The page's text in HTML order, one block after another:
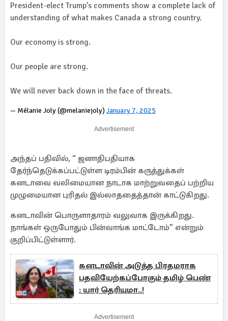
President-elect Trump’s comments show a complete lack of
understanding of what makes Canada a strong country.
Our economy is strong.
Our people are strong.
We will never back down in the face of threats.
— Mélanie Joly (@melaniejoly) January 7, 2025
Advertisement
அந்தப் பதிவில், “ ஜனாதிபதியாக
தேர்ந்தெடுக்கப்பட்டுள்ள டிரம்பின் கருத்துக்கள்
கனடாவை வலிமையான நாடாக மாற்றுவதைப் பற்றிய
முழுமையான புரிதல் இல்லாததைத்தான் காட்டுகிறது.
கனடாவின் பொருளாதாரம் வலுவாக இருக்கிறது.
நாங்கள் ஒருபோதும் பின்வாங்க மாட்டோம்” என்றும்
குறிப்பிட்டுள்ளார்.
கனடாவின் அடுத்த பிரதமராக
பதவியேற்கப்போகும் தமிழ் பெண்
: யார் தெரியுமா..!
Advertisement